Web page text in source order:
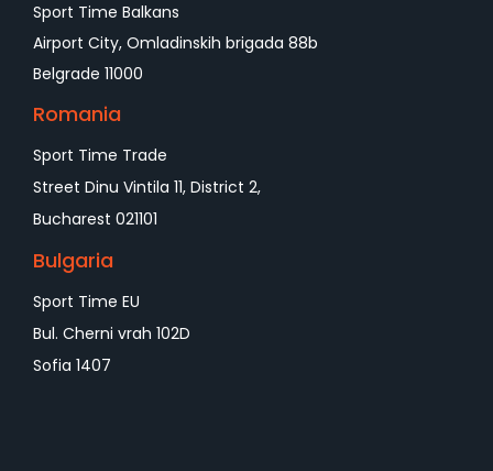
Sport Time Balkans
Airport City, Omladinskih brigada 88b
Belgrade 11000
Romania
Sport Time Trade
Street Dinu Vintila 11, District 2,
Bucharest 021101
Bulgaria
Sport Time EU
Bul. Cherni vrah 102D
Sofia 1407